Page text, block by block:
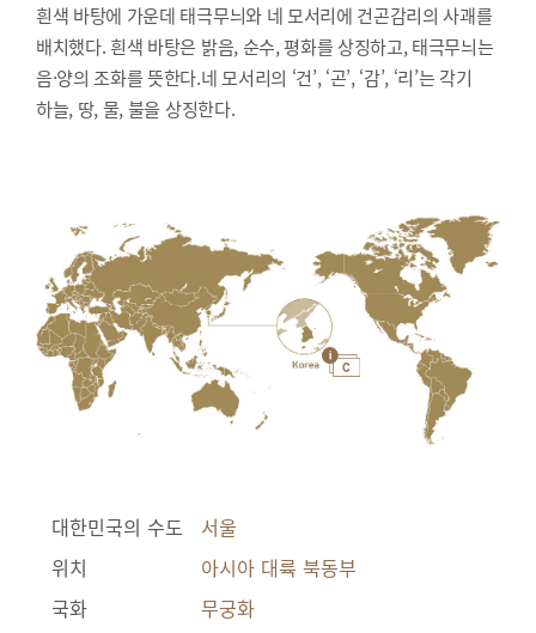
흰색 바탕에 가운데 태극무늬와 네 모서리에 건곤감리의 사괘를
배치했다. 흰색 바탕은 밝음, 순수, 평화를 상징하고, 태극무늬는
음·양의 조화를 뜻한다.네 모서리의 ‘건’, ‘곤’, ‘감’, ‘리’는 각기
하늘, 땅, 물, 불을 상징한다.
대한민국의 수도
서울
위치
아시아 대륙 북동부
국화
무궁화